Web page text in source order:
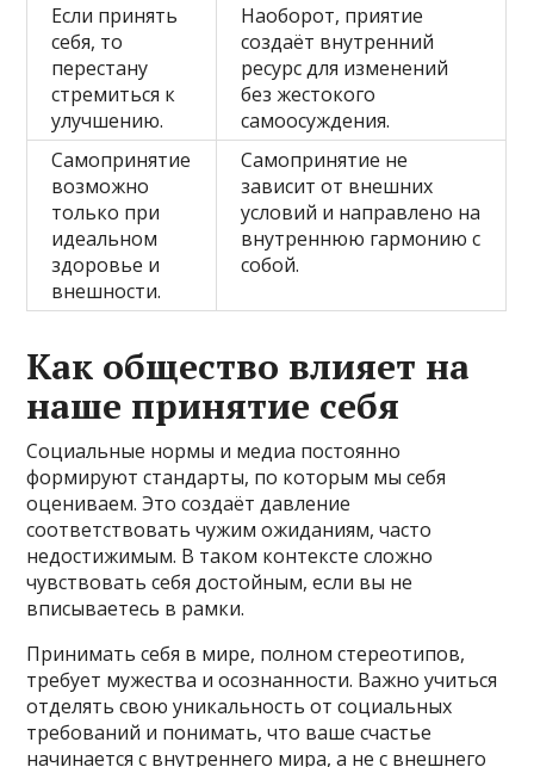
Если принять
себя, то
перестану
стремиться к
улучшению.
Наоборот, приятие
создаёт внутренний
ресурс для изменений
без жестокого
самоосуждения.
Самопринятие
возможно
только при
идеальном
здоровье и
внешности.
Самопринятие не
зависит от внешних
условий и направлено на
внутреннюю гармонию с
собой.
Как общество влияет на
наше принятие себя
Социальные нормы и медиа постоянно
формируют стандарты, по которым мы себя
оцениваем. Это создаёт давление
соответствовать чужим ожиданиям, часто
недостижимым. В таком контексте сложно
чувствовать себя достойным, если вы не
вписываетесь в рамки.
Принимать себя в мире, полном стереотипов,
требует мужества и осознанности. Важно учиться
отделять свою уникальность от социальных
требований и понимать, что ваше счастье
начинается с внутреннего мира, а не с внешнего